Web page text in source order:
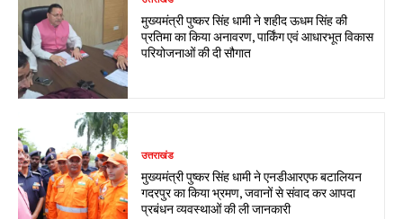
मुख्यमंत्री पुष्कर सिंह धामी ने शहीद ऊधम सिंह की
प्रतिमा का किया अनावरण, पार्किंग एवं आधारभूत विकास
परियोजनाओं की दी सौगात
उत्तराखंड
मुख्यमंत्री पुष्कर सिंह धामी ने एनडीआरएफ बटालियन
गदरपुर का किया भ्रमण, जवानों से संवाद कर आपदा
प्रबंधन व्यवस्थाओं की ली जानकारी